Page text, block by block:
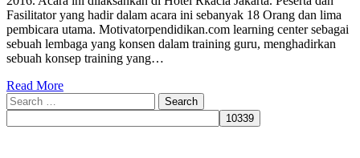
Fasilitator yang hadir dalam acara ini sebanyak 18 Orang dan lima
pembicara utama. Motivatorpendidikan.com learning center sebagai
sebuah lembaga yang konsen dalam training guru, menghadirkan
sebuah konsep training yang…
Read More
Search
for: